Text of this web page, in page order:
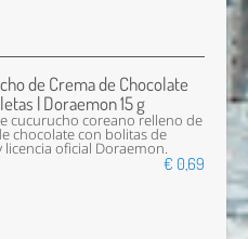
de Crema de Chocolate
| Doraemon 15 g
cucurucho coreano relleno de
chocolate con bolitas de
licencia oficial Doraemon.
€ 0,69